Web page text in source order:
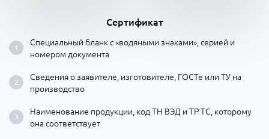
Сертификат
Специальный бланк с «водяными знаками», серией и
номером документа
Сведения о заявителе, изготовителе, ГОСТе или ТУ на
производство
Наименование продукции, код ТН ВЭД и ТР ТС, которому
она соответствует